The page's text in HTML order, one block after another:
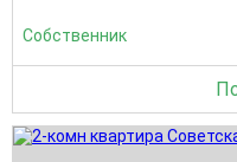
Собственник